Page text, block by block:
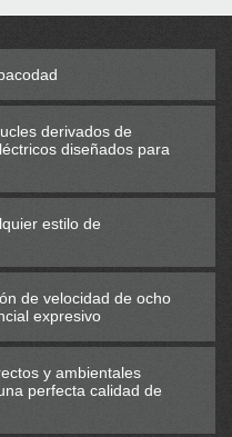
derivados de
diseñados para
estilo de
de velocidad de ocho
expresivo
y ambientales
perfecta calidad de